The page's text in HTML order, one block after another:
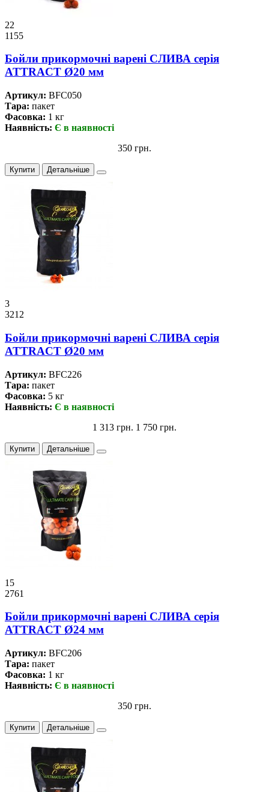
22
1155
Бойли прикормочнi варенi СЛИВА серiя
ATTRACT Ø20 мм
Артикул: BFC050
Тара: пакет
Фасовка: 1 кг
Наявність: Є в наявності
350 грн.
Купити Детальніше
3
3212
Бойли прикормочнi варенi СЛИВА серiя
ATTRACT Ø20 мм
Артикул: BFC226
Тара: пакет
Фасовка: 5 кг
Наявність: Є в наявності
1 313 грн. 1 750 грн.
Купити Детальніше
15
2761
Бойли прикормочнi варенi СЛИВА серiя
ATTRACT Ø24 мм
Артикул: BFC206
Тара: пакет
Фасовка: 1 кг
Наявність: Є в наявності
350 грн.
Купити Детальніше